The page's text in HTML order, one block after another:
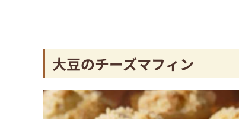
大豆のチーズマフィン